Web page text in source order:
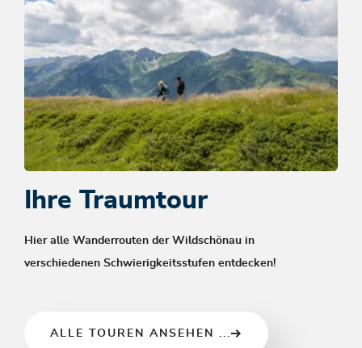
Länge4.2 km Dauer1:30 h Höhenmeter 140 hm 130 hm
Ihre Traumtour
Hier alle Wanderrouten der Wildschönau in
verschiedenen Schwierigkeitsstufen entdecken!
ALLE TOUREN ANSEHEN ...